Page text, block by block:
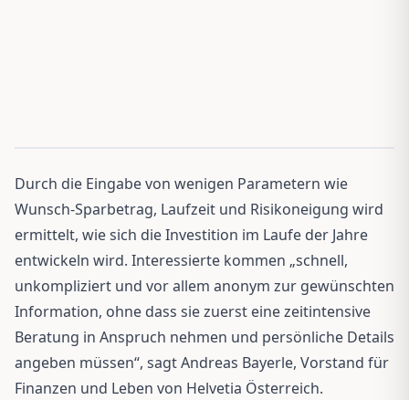
Durch die Eingabe von wenigen Parametern wie
Wunsch-Sparbetrag, Laufzeit und Risikoneigung wird
ermittelt, wie sich die Investition im Laufe der Jahre
entwickeln wird. Interessierte kommen „schnell,
unkompliziert und vor allem anonym zur gewünschten
Information, ohne dass sie zuerst eine zeitintensive
Beratung in Anspruch nehmen und persönliche Details
angeben müssen“, sagt Andreas Bayerle, Vorstand für
Finanzen und Leben von Helvetia Österreich.